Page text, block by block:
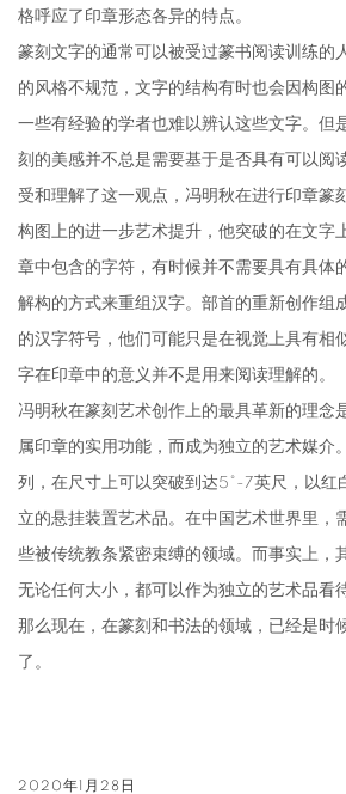
格呼应了印章形态各异的特点。
篆刻文字的通常可以被受过篆书阅读训练的
的风格不规范，文字的结构有时也会因构图
一些有经验的学者也难以辨认这些文字。但
刻的美感并不总是需要基于是否具有可以阅
受和理解了这一观点，冯明秋在进行印章篆
构图上的进一步艺术提升，他突破的在文字
章中包含的字符，有时候并不需要具有具体
解构的方式来重组汉字。部首的重新创作组
的汉字符号，他们可能只是在视觉上具有相
字在印章中的意义并不是用来阅读理解的。
冯明秋在篆刻艺术创作上的最具革新的理念
属印章的实用功能，而成为独立的艺术媒介
列，在尺寸上可以突破到达5°-7英尺，以红
立的悬挂装置艺术品。在中国艺术世界里，
些被传统教条紧密束缚的领域。而事实上，
无论任何大小，都可以作为独立的艺术品看
那么现在，在篆刻和书法的领域，已经是时
了。
2020年1月28日